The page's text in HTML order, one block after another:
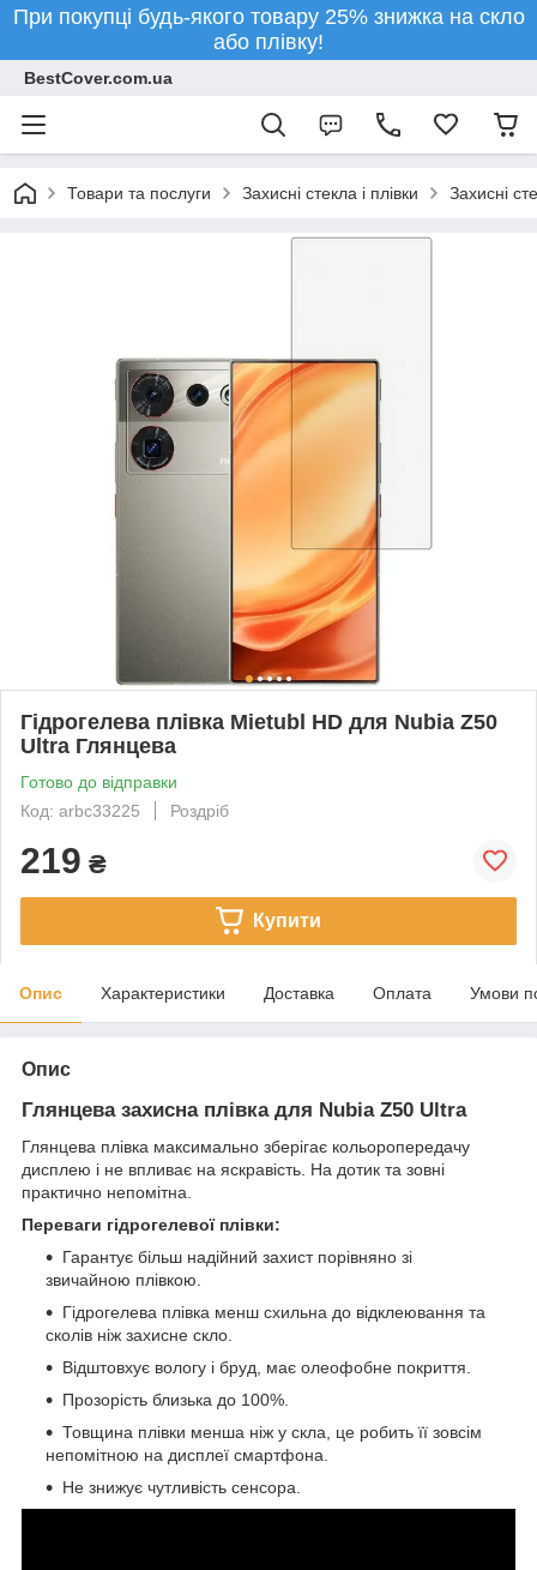
При покупці будь-якого товару 25% знижка на скло
або плівку!
BestCover.com.ua
Товари та послуги Захисні стекла і плівки Захисні
Гідрогелева плівка Mietubl HD для Nubia Z50
Ultra Глянцева
Готово до відправки
Код: arbc33225
Роздріб
219 ₴
Купити
Опис Характеристики Доставка Оплата Умови
Опис
Глянцева захисна плівка для Nubia Z50 Ultra
Глянцева плівка максимально зберігає кольоропередачу
дисплею і не впливає на яскравість. На дотик та зовні
практично непомітна.
Переваги гідрогелевої плівки:
Гарантує більш надійний захист порівняно зі
звичайною плівкою.
Гідрогелева плівка менш схильна до відклеювання та
сколів ніж захисне скло.
Відштовхує вологу і бруд, має олеофобне покриття.
Прозорість близька до 100%.
Товщина плівки менша ніж у скла, це робить її зовсім
непомітною на дисплеї смартфона.
Не знижує чутливість сенсора.